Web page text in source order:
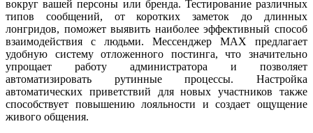
вокруг вашей персоны или бренда. Тестирование различных
типов сообщений, от коротких заметок до длинных
лонгридов, поможет выявить наиболее эффективный способ
взаимодействия с людьми. Мессенджер MAX предлагает
удобную систему отложенного постинга, что значительно
упрощает работу администратора и позволяет
автоматизировать рутинные процессы. Настройка
автоматических приветствий для новых участников также
способствует повышению лояльности и создает ощущение
живого общения.